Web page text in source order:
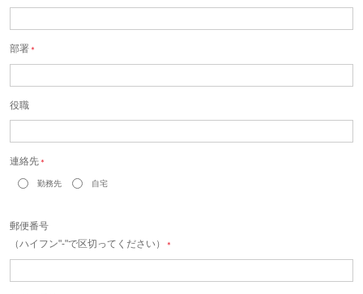
部署 ＊
役職
連絡先 ＊
勤務先 自宅
郵便番号
（ハイフン"-"で区切ってください）
＊